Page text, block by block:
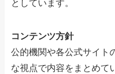
としています。
コンテンツ方針
公的機関や各公式サイト
な視点で内容をまとめて